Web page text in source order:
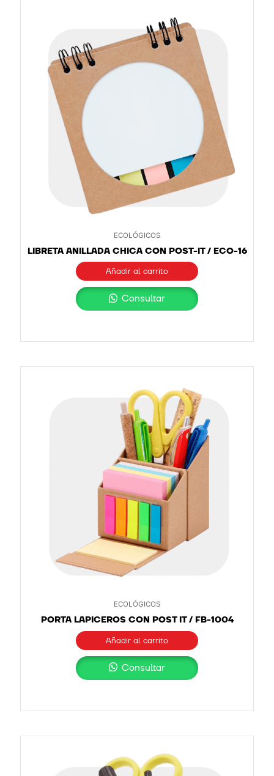
ECOLÓGICOS
LIBRETA ANILLADA CHICA CON POST-IT / ECO-16
Añadir al carrito
Consultar
ECOLÓGICOS
PORTA LAPICEROS CON POST IT / FB-1004
Añadir al carrito
Consultar